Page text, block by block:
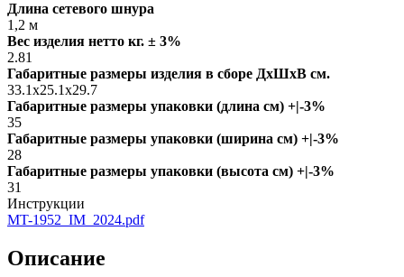
Длина сетевого шнура
1,2 м
Вес изделия нетто кг. ± 3%
2.81
Габаритные размеры изделия в сборе ДxШxВ см.
33.1x25.1x29.7
Габаритные размеры упаковки (длина см) +|-3%
35
Габаритные размеры упаковки (ширина см) +|-3%
28
Габаритные размеры упаковки (высота см) +|-3%
31
Инструкции
MT-1952_IM_2024.pdf
Описание